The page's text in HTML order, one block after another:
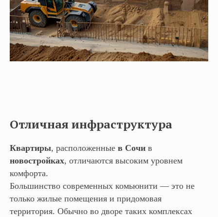
Отличная инфраструктура
Квартиры, расположенные в Сочи в
новостройках, отличаются высоким уровнем
комфорта.
Большинство современных комьюнити — это не
только жилые помещения и придомовая
территория. Обычно во дворе таких комплексах